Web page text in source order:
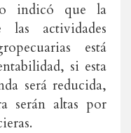
indicó que la
actividades
está
si esta
será reducida,
serán altas por